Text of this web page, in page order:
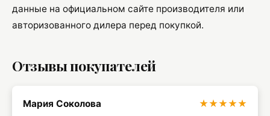
данные на официальном сайте производителя или
авторизованного дилера перед покупкой.
Отзывы покупателей
Мария Соколова
★★★★★